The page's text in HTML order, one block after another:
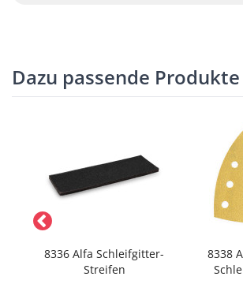
Dazu passende Produkte
8336 Alfa Schleifgitter-
Streifen
8338